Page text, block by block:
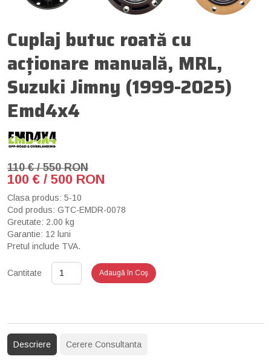
Cuplaj butuc roată cu
acționare manuală, MRL,
Suzuki Jimny (1999-2025)
Emd4x4
110 € / 550 RON
100 € / 500 RON
Clasa produs: 5-10
Cod produs: GTC-EMDR-0078
Greutate: 2.00 kg
Garantie: 12 luni
Pretul include TVA.
Cantitate Adaugă în Coş
Descriere Cerere Consultanta